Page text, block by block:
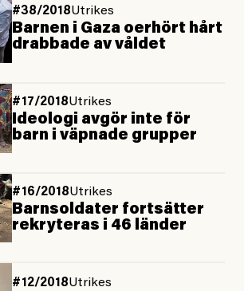
#38/2018Utrikes
Barnen i Gaza oerhört hårt
drabbade av våldet
#17/2018Utrikes
Ideologi avgör inte för
barn i väpnade grupper
#16/2018Utrikes
Barnsoldater fortsätter
rekryteras i 46 länder
#12/2018Utrikes